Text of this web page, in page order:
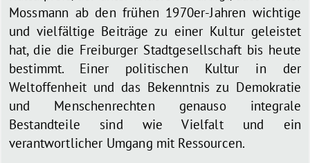
Mossmann ab den frühen 1970er-Jahren wichtige
und vielfältige Beiträge zu einer Kultur geleistet
hat, die die Freiburger Stadtgesellschaft bis heute
bestimmt. Einer politischen Kultur in der
Weltoffenheit und das Bekenntnis zu Demokratie
und Menschenrechten genauso integrale
Bestandteile sind wie Vielfalt und ein
verantwortlicher Umgang mit Ressourcen.